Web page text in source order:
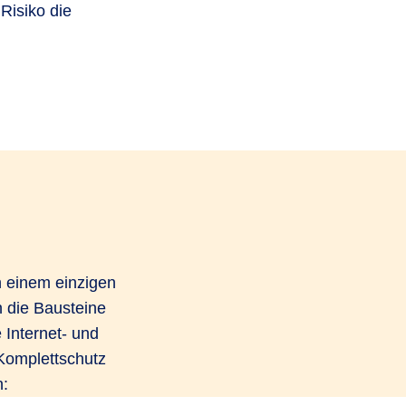
die
einem einzigen
die Bausteine
und